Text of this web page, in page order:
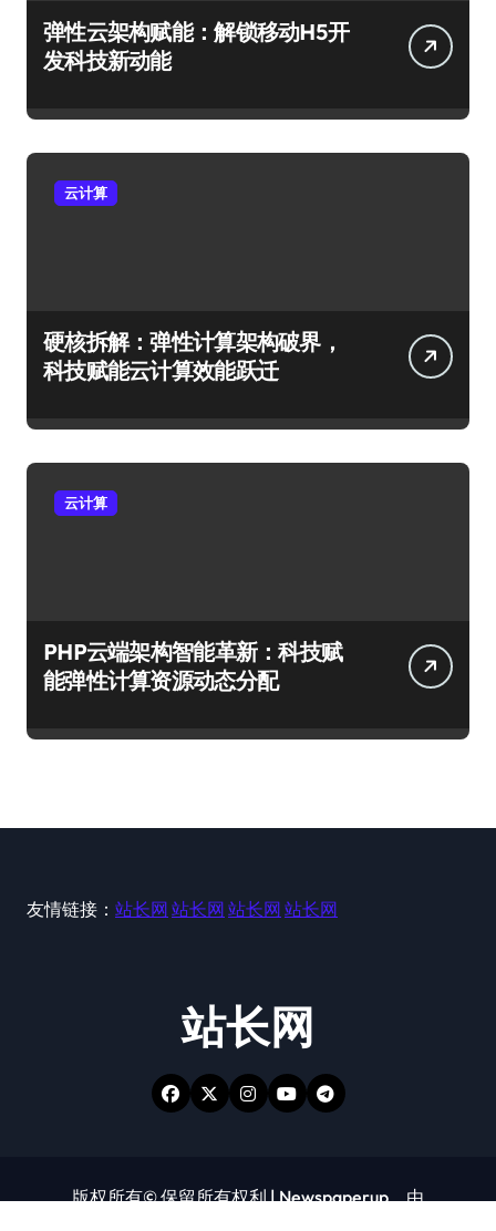
弹性云架构赋能：解锁移动H5开
发科技新动能
云计算
硬核拆解：弹性计算架构破界，
科技赋能云计算效能跃迁
云计算
PHP云端架构智能革新：科技赋
能弹性计算资源动态分配
友情链接： 站长网 站长网 站长网 站长网
站长网
版权所有© 保留所有权利|Newspaperup，由